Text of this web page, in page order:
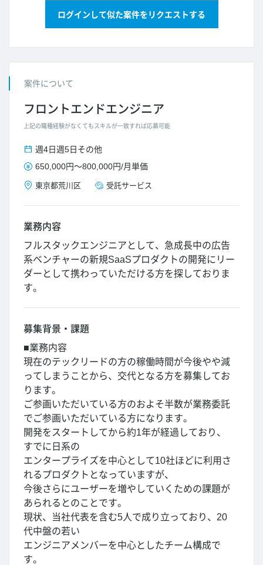
ログインして似た案件をリクエストする
案件について
フロントエンドエンジニア
上記の職種経験がなくてもスキルが一致すれば応募可能
週4日週5日その他
650,000円～800,000円/月単価
東京都荒川区 受託サービス
業務内容
フルスタックエンジニアとして、急成長中の広告
系ベンチャーの新規SaaSプロダクトの開発にリー
ダーとして携わっていただける方を探しておりま
す。
募集背景・課題
■業務内容
現在のテックリードの方の稼働時間が今後やや減
ってしまうことから、交代となる方を募集してお
ります。
ご参画いただいている方のおよそ半数が業務委託
でご参画いただいている方になります。
開発をスタートしてから約1年が経過しており、
すでに日系の
エンタープライズを中心として10社ほどに利用さ
れるプロダクトとなっていますが、
今後さらにユーザーを増やしていくための課題が
あられるとのことです。
現状、当社代表を含む5人で成り立っており、20
代中盤の若い
エンジニアメンバーを中心としたチーム構成で
す。